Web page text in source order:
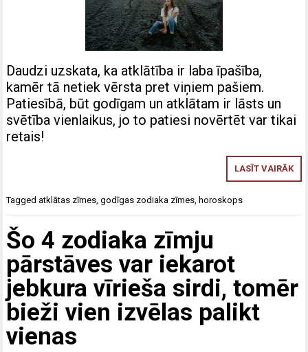
Daudzi uzskata, ka atklātība ir laba īpašība,
kamēr tā netiek vērsta pret viņiem pašiem.
Patiesībā, būt godīgam un atklātam ir lāsts un
svētība vienlaikus, jo to patiesi novērtēt var tikai
retais!
LASĪT VAIRĀK
Taggedatklātas zīmes ,godīgas zodiaka zīmes ,horoskops
Šo 4 zodiaka zīmju
pārstāves var iekarot
jebkura vīrieša sirdi, tomēr
bieži vien izvēlas palikt
vienas